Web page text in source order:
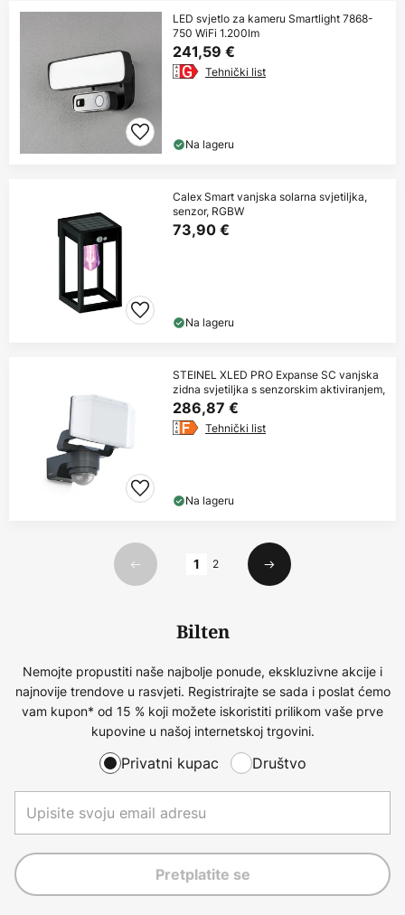
LED svjetlo za kameru Smartlight 7868-
750 WiFi 1.200lm
241,59 €
Tehnički list
Na lageru
Calex Smart vanjska solarna svjetiljka,
senzor, RGBW
73,90 €
Na lageru
STEINEL XLED PRO Expanse SC vanjska
zidna svjetiljka s senzorskim aktiviranjem,
286,87 €
Tehnički list
Na lageru
Prethodno
1 2
Sljedeći
Bilten
Nemojte propustiti naše najbolje ponude, ekskluzivne akcije i
najnovije trendove u rasvjeti. Registrirajte se sada i poslat ćemo
vam kupon* od 15 % koji možete iskoristiti prilikom vaše prve
kupovine u našoj internetskoj trgovini.
Privatni kupac Društvo
Pretplatite se